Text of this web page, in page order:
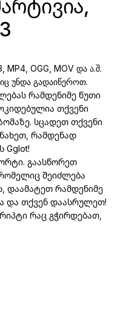
OGG, MOV და ა.შ.
უნდა გადაიწეროთ.
რამდენიმე წუთი
თქვენი
სცადეთ თქვენი
რამდენად
Gglot!
გაასწორეთ
შეიძლება
დაამატეთ რამდენიმე
და თქვენ დაასრულეთ!
რაც გჭირდებათ,